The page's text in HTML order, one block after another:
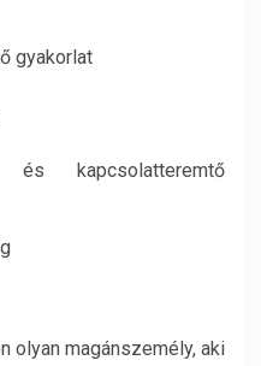
gyakorlat
és kapcsolatteremtő
olyan magánszemély, aki